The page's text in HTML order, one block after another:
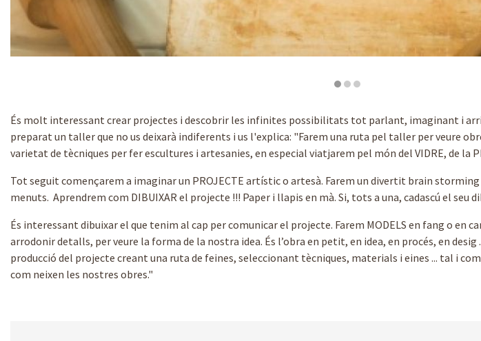
És molt interessant crear projectes i descobrir les infinites possibilitats tot parlant, imaginant i
preparat un taller que no us deixarà indiferents i us l'explica: "Farem una ruta pel taller per veure
varietat de tècniques per fer escultures i artesanies, en especial viatjarem pel món del VIDRE, de la
Tot seguit començarem a imaginar un PROJECTE artístic o artesà. Farem un divertit brain
menuts. Aprendrem com DIBUIXAR el projecte !!! Paper i llapis en mà. Si, tots a una, cadascú el seu
És interessant dibuixar el que tenim al cap per comunicar el projecte. Farem MODELS en fang o en
arrodonir detalls, per veure la forma de la nostra idea. És l’obra en petit, en idea, en procés, en desig
producció del projecte creant una ruta de feines, seleccionant tècniques, materials i eines ... tal i
com neixen les nostres obres."